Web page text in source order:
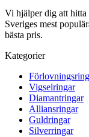
Vi hjälper dig att hitta
Sveriges mest
bästa pris.
Kategorier
Vigselringar
Diamantringar
Alliansringar
Guldringar
Silverringar